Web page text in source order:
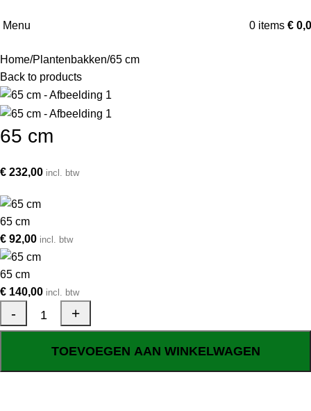
Menu 0 items €
Home Plantenbakken 65 cm
Back to products
65 cm
€ 232,00 incl. btw
65 cm
€ 92,00 incl. btw
65 cm
€ 140,00 incl. btw
TOEVOEGEN AAN WINKELWAGEN